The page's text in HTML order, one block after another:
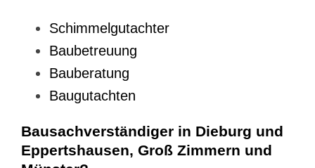
Schimmelgutachter
Baubetreuung
Bauberatung
Baugutachten
Bausachverständiger in Dieburg und
Eppertshausen, Groß Zimmern und